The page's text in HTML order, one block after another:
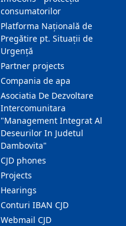
consumatorilor
Platforma Națională de
Pregătire pt. Situații de
Urgență
Partner projects
Compania de apa
Asociatia De Dezvoltare
Intercomunitara
"Management Integrat Al
Deseurilor In Judetul
Dambovita"
CJD phones
Projects
Hearings
Conturi IBAN CJD
Webmail CJD